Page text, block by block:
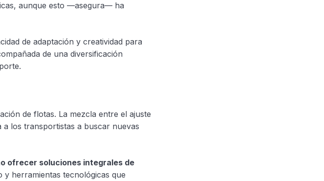
aunque esto —asegura— ha
de adaptación y creatividad para
de una diversificación
de flotas. La mezcla entre el ajuste
los transportistas a buscar nuevas
ofrecer soluciones integrales de
y herramientas tecnológicas que